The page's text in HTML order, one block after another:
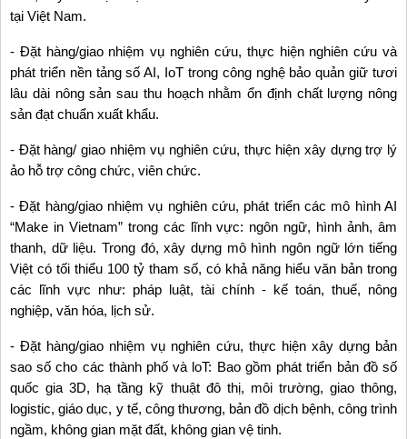
tại Việt Nam.
- Đặt hàng/giao nhiệm vụ nghiên cứu, thực hiện nghiên cứu và
phát triển nền tảng số AI, IoT trong công nghệ bảo quản giữ tươi
lâu dài nông sản sau thu hoạch nhằm ổn định chất lượng nông
sản đạt chuẩn xuất khẩu.
- Đặt hàng/ giao nhiệm vụ nghiên cứu, thực hiện xây dựng trợ lý
ảo hỗ trợ công chức, viên chức.
- Đặt hàng/giao nhiệm vụ nghiên cứu, phát triển các mô hình AI
“Make in Vietnam” trong các lĩnh vực: ngôn ngữ, hình ảnh, âm
thanh, dữ liệu. Trong đó, xây dựng mô hình ngôn ngữ lớn tiếng
Việt có tối thiểu 100 tỷ tham số, có khả năng hiểu văn bản trong
các lĩnh vực như: pháp luật, tài chính - kế toán, thuế, nông
nghiệp, văn hóa, lịch sử.
- Đặt hàng/giao nhiệm vụ nghiên cứu, thực hiện xây dựng bản
sao số cho các thành phố và loT: Bao gồm phát triển bản đồ số
quốc gia 3D, hạ tầng kỹ thuật đô thị, môi trường, giao thông,
logistic, giáo dục, y tế, công thương, bản đồ dịch bệnh, công trình
ngầm, không gian mặt đất, không gian vệ tinh.